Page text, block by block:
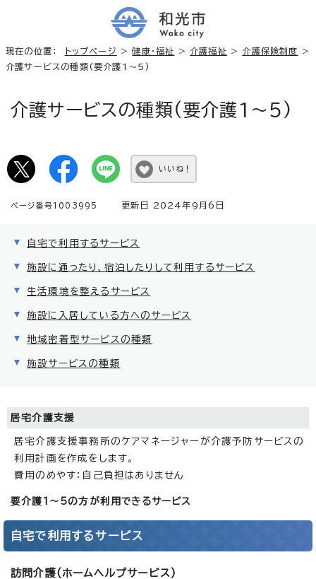
現在の位置： トップページ >健康・福祉 > 介護福祉 > 介護保険制度
>
介護サービスの種類(要介護1～5)
介護サービスの種類(要介護1～5)
いいね！
ページ番号1003995 更新日 2024年9月6日
自宅で利用するサービス
施設に通ったり、宿泊したりして利用するサービス
生活環境を整えるサービス
施設に入居している方へのサービス
地域密着型サービスの種類
施設サービスの種類
居宅介護支援
居宅介護支援事務所のケアマネージャーが介護予防サービスの
利用計画を作成をします。
費用のめやす：自己負担はありません
要介護1～5の方が利用できるサービス
自宅で利用するサービス
訪問介護(ホームヘルプサービス)